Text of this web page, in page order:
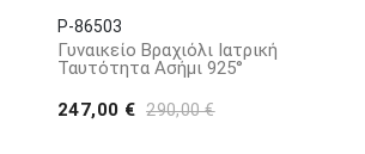
P-86503
Γυναικείο Βραχιόλι Ιατρική
Ταυτότητα Ασήμι 925°
247,00 € 290,00 €